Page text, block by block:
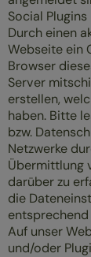
Social
Durch einen
Webseite ein
Browser
Server
erstellen,
haben. Bitte
bzw.
Netzwerke
Übermittlung
darüber zu
die
Auf unser
und/oder